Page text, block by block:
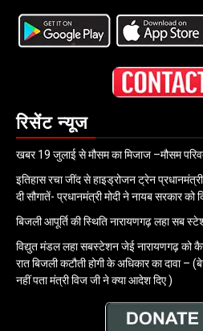
रिसेंट न्यूज
खबर 19 जुलाई से मौसम का मिजाज –मौसम
इतिहास रचा जींद से हाइड्रोजन ट्रेन
दी सौगातें- प्रधानमंत्री मोदी ने नायब सरकार को
बिजली आपूर्ति की स्थिति नारायणगढ़ लहा सब
विद्युत मंडल लहा सबस्टेशन जेई नारायणगढ़ को
रात बिजली कटौती होगी के अधिकार का दावा –
नहीं पता मंत्री विज जी ने क्या आदेश दिए )